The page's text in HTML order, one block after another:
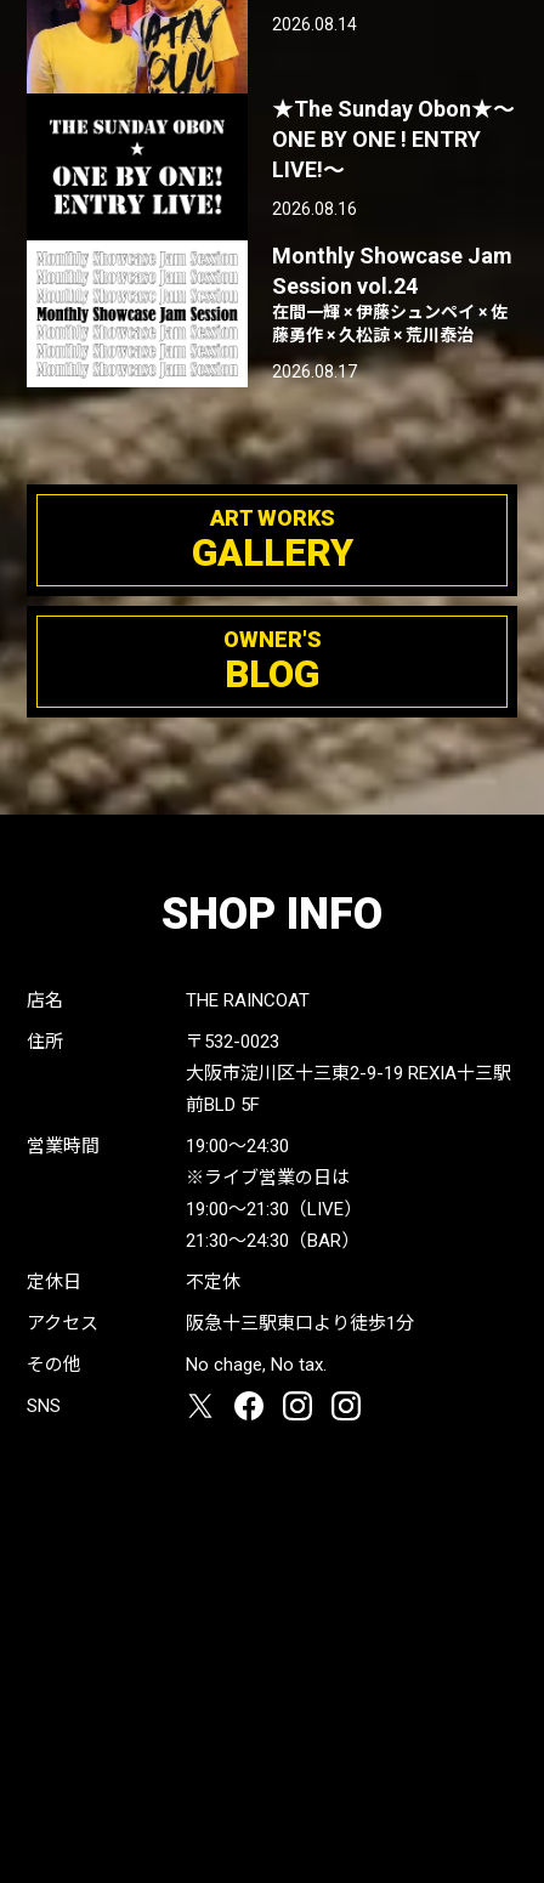
2026.08.14
★The Sunday Obon★〜
ONE BY ONE ! ENTRY
LIVE!〜
2026.08.16
Monthly Showcase Jam
Session vol.24
在間一輝 × 伊藤シュンペイ × 佐
藤勇作 × 久松諒 × 荒川泰治
2026.08.17
ART WORKS
GALLERY
OWNER'S
BLOG
SHOP INFO
店名
THE RAINCOAT
住所
〒532-0023
大阪市淀川区十三東2-9-19 REXIA十三駅
前BLD 5F
営業時間
19:00〜24:30
※ライブ営業の日は
19:00〜21:30（LIVE）
21:30〜24:30（BAR）
定休日
不定休
アクセス
阪急十三駅東口より徒歩1分
その他
No chage, No tax.
SNS